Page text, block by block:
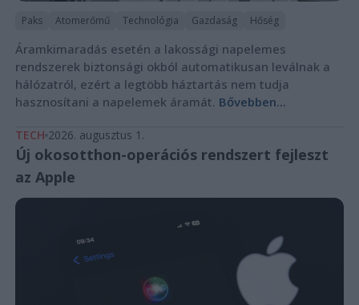
Paks Atomerőmű Technológia Gazdaság Hőség
Áramkimaradás esetén a lakossági napelemes
rendszerek biztonsági okból automatikusan leválnak a
hálózatról, ezért a legtöbb háztartás nem tudja
hasznosítani a napelemek áramát. Bővebben...
TECH 2026. augusztus 1.
Új okosotthon-operációs rendszert fejleszt
az Apple